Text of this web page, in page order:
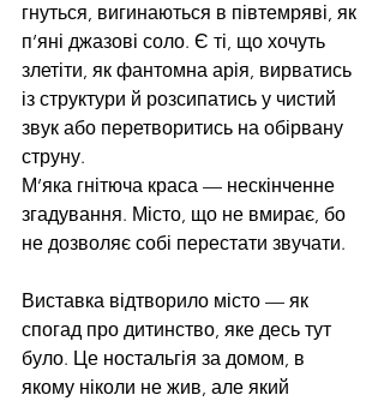
гнуться, вигинаються в півтемряві, як
п’яні джазові соло. Є ті, що хочуть
злетіти, як фантомна арія, вирватись
із структури й розсипатись у чистий
звук або перетворитись на обірвану
струну.
М’яка гнітюча краса — нескінченне
згадування. Місто, що не вмирає, бо
не дозволяє собі перестати звучати.
Виставка відтворило місто — як
спогад про дитинство, яке десь тут
було. Це ностальгія за домом, в
якому ніколи не жив, але який